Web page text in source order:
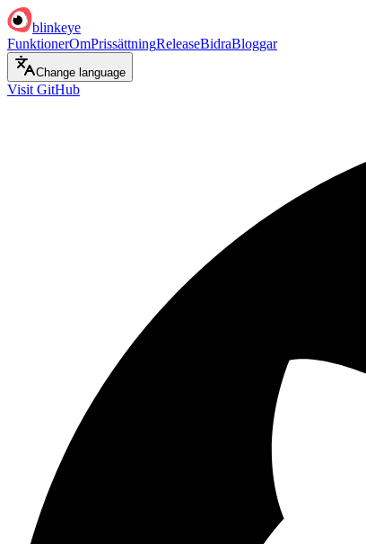
blinkeye
FunktionerOmPrissättningReleaseBidraBloggar
Change language
Visit GitHub